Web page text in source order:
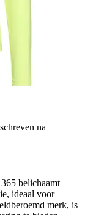
na
belichaamt
ideaal voor
merk, is